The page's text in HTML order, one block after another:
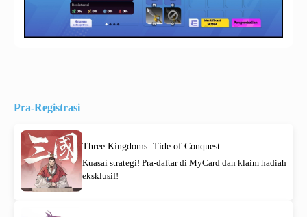
Pra-Registrasi
Three Kingdoms: Tide of Conquest
Kuasai strategi! Pra-daftar di MyCard dan klaim hadiah
eksklusif!